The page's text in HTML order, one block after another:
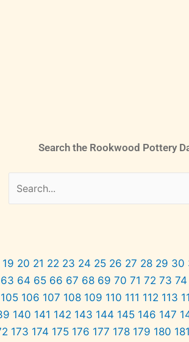
Search the Rookwood Pottery
19 20 21 22 23 24 25 26 27 28 29 30
63 64 65 66 67 68 69 70 71 72 73 74
105 106 107 108 109 110 111 112 113
140 141 142 143 144 145 146 147
173 174 175 176 177 178 179 180 181